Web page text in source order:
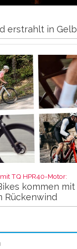
erstrahlt in Gelb
TQ HPR40-Motor:
kommen mit
Rückenwind